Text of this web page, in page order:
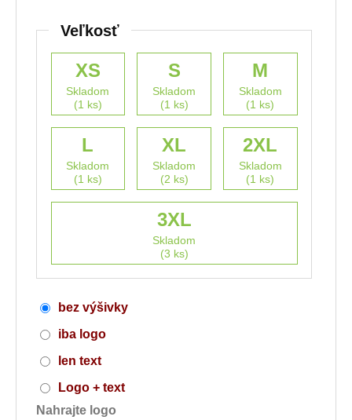
Veľkosť
XS
Skladom
(1 ks)
S
Skladom
(1 ks)
M
Skladom
(1 ks)
L
Skladom
(1 ks)
XL
Skladom
(2 ks)
2XL
Skladom
(1 ks)
3XL
Skladom
(3 ks)
bez výšivky
iba logo
len text
Logo + text
Nahrajte logo